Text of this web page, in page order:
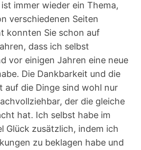
immer wieder ein Thema,
verschiedenen Seiten
konnten Sie schon auf
dass ich selbst
vor einigen Jahren eine neue
Die Dankbarkeit und die
auf die Dinge sind wohl nur
der die gleiche
hat. Ich selbst habe im
Glück zusätzlich, indem ich
zu beklagen habe und